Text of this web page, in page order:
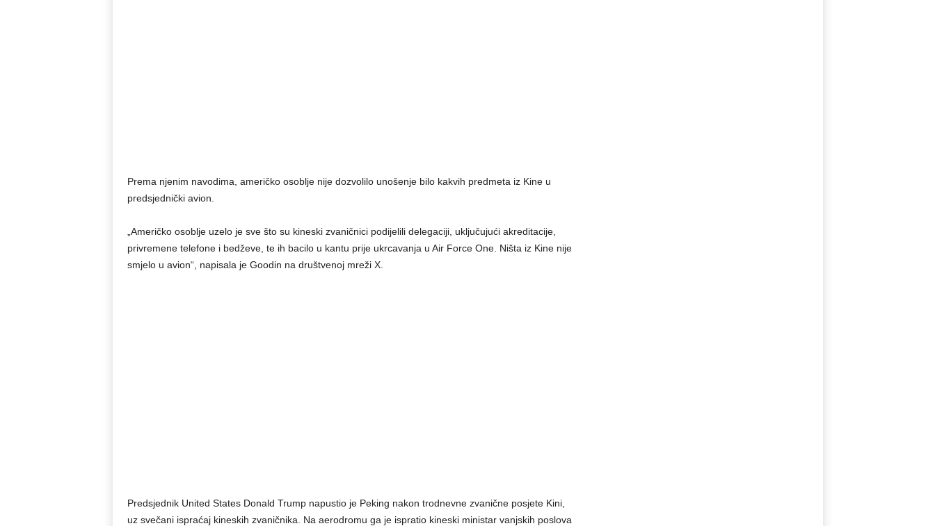
Prema njenim navodima, američko osoblje nije dozvolilo unošenje bilo kakvih predmeta iz Kine u
predsjednički avion.
„Američko osoblje uzelo je sve što su kineski zvaničnici podijelili delegaciji, uključujući akreditacije,
privremene telefone i bedževe, te ih bacilo u kantu prije ukrcavanja u Air Force One. Ništa iz Kine nije
smjelo u avion“, napisala je Goodin na društvenoj mreži X.
Predsjednik United States Donald Trump napustio je Peking nakon trodnevne zvanične posjete Kini,
uz svečani ispraćaj kineskih zvaničnika. Na aerodromu ga je ispratio kineski ministar vanjskih poslova